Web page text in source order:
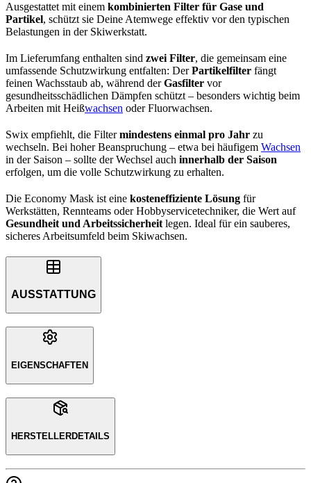
Ausgestattet mit einem kombinierten Filter für Gase und
Partikel, schützt sie Deine Atemwege effektiv vor den typischen
Belastungen in der Skiwerkstatt.
Im Lieferumfang enthalten sind zwei Filter, die gemeinsam eine
umfassende Schutzwirkung entfalten: DerPartikelfilter fängt
feinen Wachsstaub ab, während derGasfilter vor
gesundheitsschädlichen Dämpfen schützt – besonders wichtig beim
Arbeiten mit Heißwachsen oder Fluorwachsen.
Swix empfiehlt, die Filtermindestens einmal pro Jahr zu
wechseln. Bei hoher Beanspruchung – etwa bei häufigem Wachsen
in der Saison – sollte der Wechsel auch innerhalb der Saison
erfolgen, um die volle Schutzwirkung zu erhalten.
Die Economy Mask ist eine kosteneffiziente Lösung für
Werkstätten, Rennteams oder Hobbyservicetechniker, die Wert auf
Gesundheit und Arbeitssicherheit legen. Ideal für ein sauberes,
sicheres Arbeitsumfeld beim Skiwachsen.
AUSSTATTUNG
EIGENSCHAFTEN
HERSTELLERDETAILS